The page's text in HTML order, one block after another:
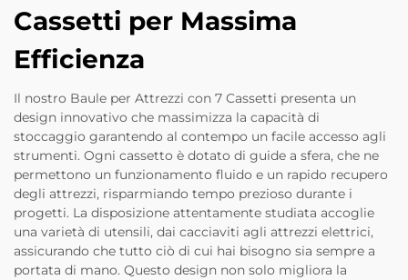
Cassetti per Massima
Efficienza
Il nostro Baule per Attrezzi con 7 Cassetti presenta un
design innovativo che massimizza la capacità di
stoccaggio garantendo al contempo un facile accesso agli
strumenti. Ogni cassetto è dotato di guide a sfera, che ne
permettono un funzionamento fluido e un rapido recupero
degli attrezzi, risparmiando tempo prezioso durante i
progetti. La disposizione attentamente studiata accoglie
una varietà di utensili, dai cacciaviti agli attrezzi elettrici,
assicurando che tutto ciò di cui hai bisogno sia sempre a
portata di mano. Questo design non solo migliora la